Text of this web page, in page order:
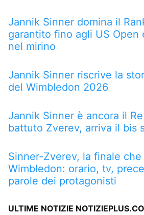
Jannik Sinner domina il
garantito fino agli US Open
nel mirino
Jannik Sinner riscrive la
del Wimbledon 2026
Jannik Sinner è ancora il
battuto Zverev, arriva il bis
Sinner-Zverev, la finale che
Wimbledon: orario, tv,
parole dei protagonisti
ULTIME NOTIZIE